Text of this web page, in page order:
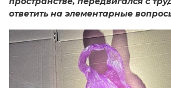
ответить на элементарные